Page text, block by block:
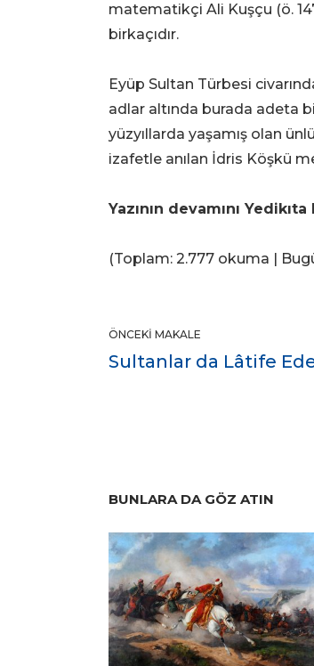
matematikçi Ali Kuşçu (ö.
birkaçıdır.
Eyüp Sultan Türbesi
adlar altında burada adeta
yüzyıllarda yaşamış olan
izafetle anılan İdris Köşkü
Yazının devamını
(Toplam: 2.777 okuma |
ÖNCEKI MAKALE
Sultanlar da Lâtife
BUNLARA DA GÖZ ATIN